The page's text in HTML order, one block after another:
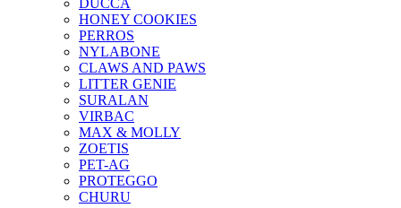
HONEY COOKIES
PERROS
NYLABONE
CLAWS AND PAWS
LITTER GENIE
SURALAN
VIRBAC
MAX & MOLLY
ZOETIS
PET-AG
PROTEGGO
CHURU